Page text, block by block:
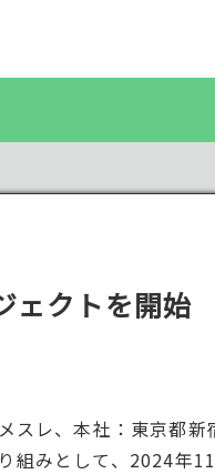
ェクトを開始
スレ、本社：東京都新
組みとして、2024年